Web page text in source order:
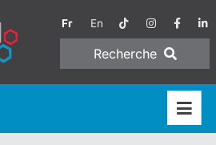
Fr En
Recherche